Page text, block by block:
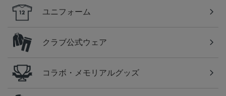
ユニフォーム
クラブ公式ウェア
コラボ・メモリアルグッズ